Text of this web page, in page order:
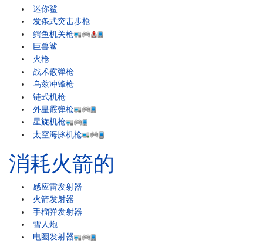
迷你鲨
发条式突击步枪
鳄鱼机关枪
巨兽鲨
火枪
战术霰弹枪
乌兹冲锋枪
链式机枪
外星霰弹枪
星旋机枪
太空海豚机枪
消耗火箭的
感应雷发射器
火箭发射器
手榴弹发射器
雪人炮
电圈发射器